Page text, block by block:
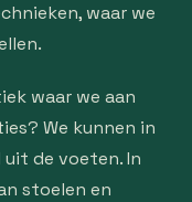
waar we
waar we aan
We kunnen in
de voeten. In
stoelen en